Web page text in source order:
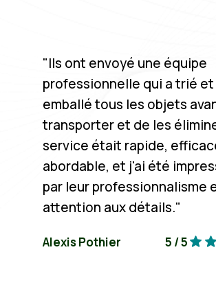
"Ils ont envoyé une équipe
professionnelle qui a trié et
emballé tous les objets
transporter et de les
service était rapide,
abordable, et j'ai été
par leur professionnalisme
attention aux détails."
Alexis Pothier 5 / 5